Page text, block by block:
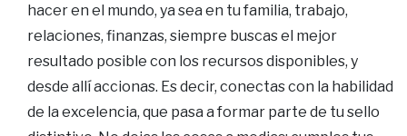
hacer en el mundo, ya sea en tu familia, trabajo,
relaciones, finanzas, siempre buscas el mejor
resultado posible con los recursos disponibles, y
desde allí accionas. Es decir, conectas con la habilidad
de la excelencia, que pasa a formar parte de tu sello